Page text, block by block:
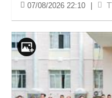
07/08/2026 22:10